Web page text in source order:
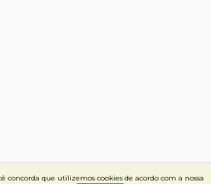
concorda que utilizemos cookies de acordo com a nossa